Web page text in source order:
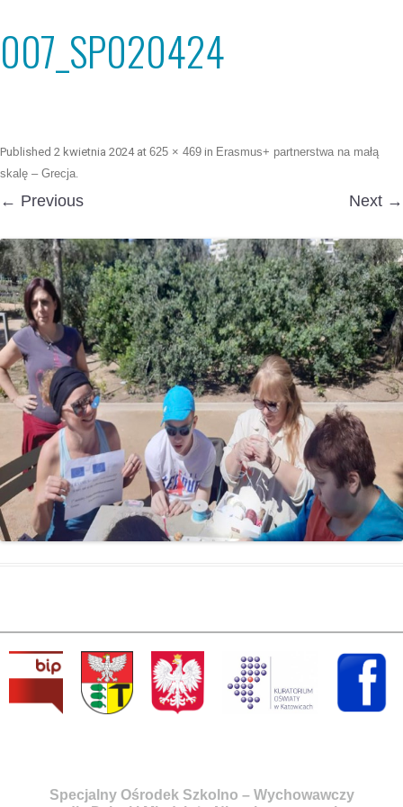
007_SP020424
Published 2 kwietnia 2024at 625 × 469 in Erasmus+ partnerstwa na małą
skalę – Grecja.
← Previous Next →
Specjalny Ośrodek Szkolno – Wychowawczy